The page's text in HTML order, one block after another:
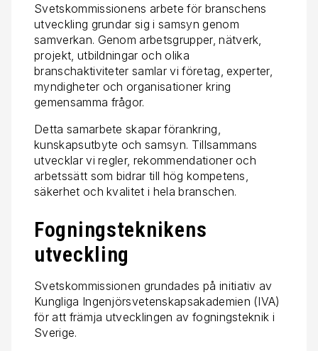
Svetskommissionens arbete för branschens
utveckling grundar sig i samsyn genom
samverkan. Genom arbetsgrupper, nätverk,
projekt, utbildningar och olika
branschaktiviteter samlar vi företag, experter,
myndigheter och organisationer kring
gemensamma frågor.
Detta samarbete skapar förankring,
kunskapsutbyte och samsyn. Tillsammans
utvecklar vi regler, rekommendationer och
arbetssätt som bidrar till hög kompetens,
säkerhet och kvalitet i hela branschen.
Fogningsteknikens
utveckling
Svetskommissionen grundades på initiativ av
Kungliga Ingenjörsvetenskapsakademien (IVA)
för att främja utvecklingen av fogningsteknik i
Sverige.